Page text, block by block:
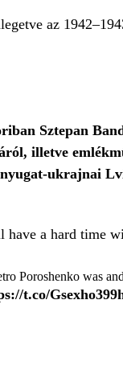
az
Sztepan
illetve
ukrajnai
a hard time
Poroshenko was
t.co/